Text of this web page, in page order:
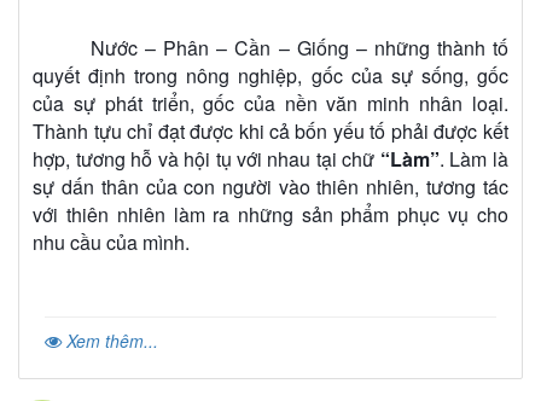
Nước – Phân – Cần – Giống – những thành tố
quyết định trong nông nghiệp, gốc của sự sống, gốc
của sự phát triển, gốc của nền văn minh nhân loại.
Thành tựu chỉ đạt được khi cả bốn yếu tố phải được kết
hợp, tương hỗ và hội tụ với nhau tại chữ “Làm”. Làm là
sự dấn thân của con người vào thiên nhiên, tương tác
với thiên nhiên làm ra những sản phẩm phục vụ cho
nhu cầu của mình.
Xem thêm...